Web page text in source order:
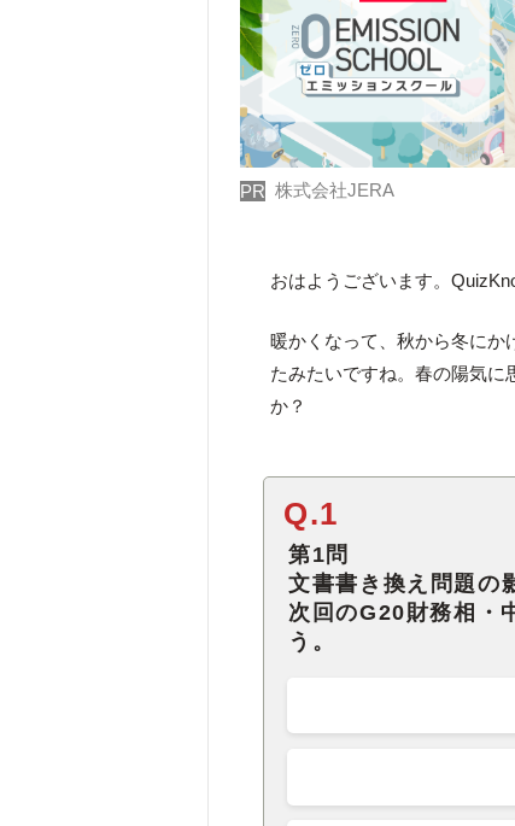
PR 株式会社JERA
おはようございます。
暖かくなって、秋から冬にか
たみたいですね。春の陽気に
か？
Q.1
第1問
文書書き換え問題の
次回のG20財務相・
う。